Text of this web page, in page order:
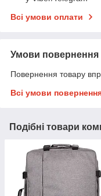
Всі умови оплати
Умови повернення
Повернення товару
Всі умови
Подібні товари